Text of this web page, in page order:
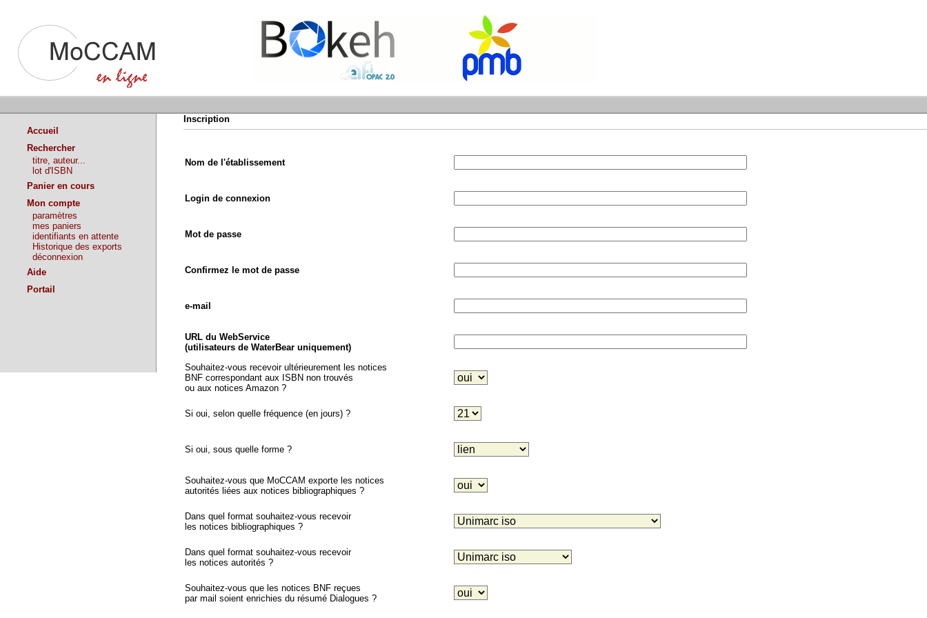
Accueil
Rechercher
titre, auteur...
lot d'ISBN
Panier en cours
Mon compte
paramètres
mes paniers
identifiants en attente
Historique des exports
déconnexion
Aide
Portail
Inscription
Nom de l'établissement
Login de connexion
Mot de passe
Confirmez le mot de passe
e-mail
URL du WebService
(utilisateurs de WaterBear uniquement)
Souhaitez-vous recevoir ultérieurement les notices
BNF correspondant aux ISBN non trouvés
ou aux notices Amazon ?
Si oui, selon quelle fréquence (en jours) ?
Si oui, sous quelle forme ?
Souhaitez-vous que MoCCAM exporte les notices
autorités liées aux notices bibliographiques ?
Dans quel format souhaitez-vous recevoir
les notices bibliographiques ?
Dans quel format souhaitez-vous recevoir
les notices autorités ?
Souhaitez-vous que les notices BNF reçues
par mail soient enrichies du résumé Dialogues ?